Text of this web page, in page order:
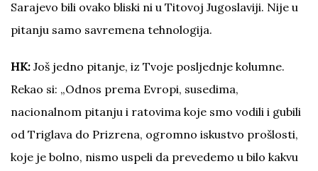
Sarajevo bili ovako bliski ni u Titovoj Jugoslaviji. Nije u
pitanju samo savremena tehnologija.
HK: Još jedno pitanje, iz Tvoje posljednje kolumne.
Rekao si: „Odnos prema Evropi, susedima,
nacionalnom pitanju i ratovima koje smo vodili i gubili
od Triglava do Prizrena, ogromno iskustvo prošlosti,
koje je bolno, nismo uspeli da prevedemo u bilo kakvu